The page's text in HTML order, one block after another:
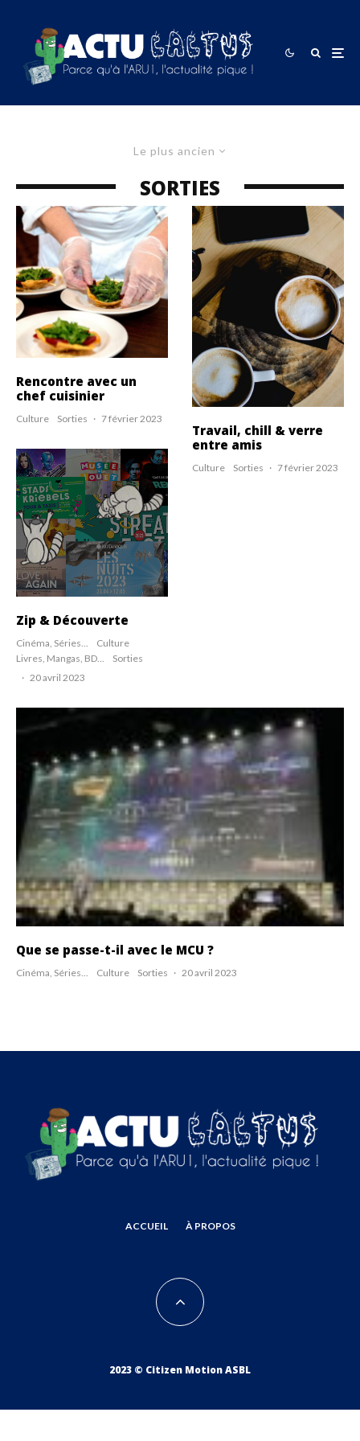
Le plus ancien
SORTIES
Rencontre avec un
chef cuisinier
Culture Sorties · 7 février 2023
Zip & Découverte
Cinéma, Séries...
Culture
Livres, Mangas, BD...
Sorties
· 20 avril 2023
Travail, chill & verre
entre amis
Culture Sorties · 7 février 2023
Que se passe-t-il avec le MCU ?
Cinéma, Séries... Culture Sorties · 20 avril 2023
ACCUEIL À PROPOS
2023 © Citizen Motion ASBL